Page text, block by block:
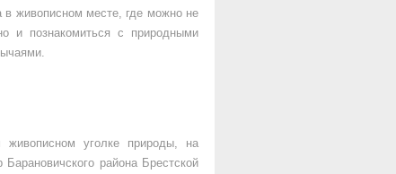
в живописном месте, где можно не
и познакомиться с природными
уголке природы, на
района Брестской